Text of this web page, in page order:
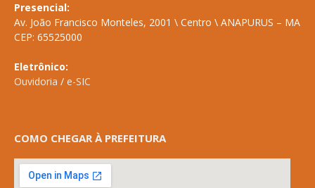
Presencial:
Av. João Francisco Monteles, 2001 \ Centro \ ANAPURUS – MA
CEP: 65525000
Eletrônico:
Ouvidoria / e-SIC
COMO CHEGAR À PREFEITURA